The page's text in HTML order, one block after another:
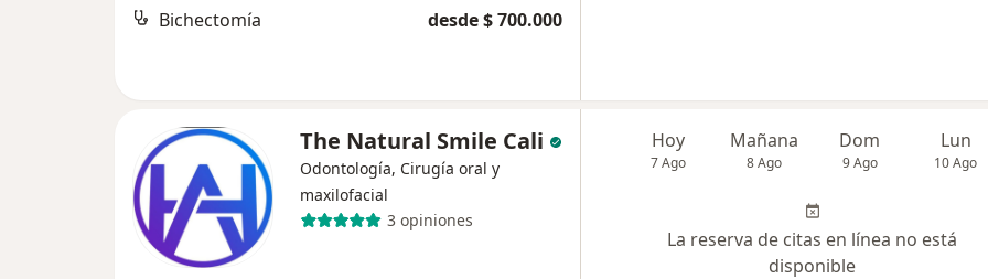
Bichectomía desde $ 700.000
The Natural Smile Cali
Odontología, Cirugía oral y
maxilofacial
3 opiniones
Hoy
7 Ago
Mañana
8 Ago
Dom
9 Ago
Lun
10 Ago
La reserva de citas en línea no está
disponible